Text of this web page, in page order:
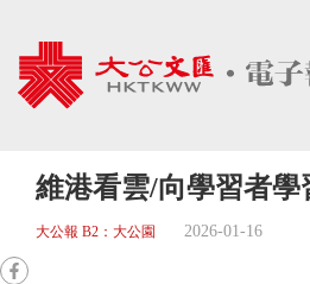
維港看雲/向學習者學
大公報 B2：大公園 2026-01-16